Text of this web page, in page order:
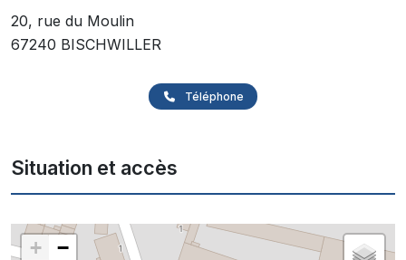
20, rue du Moulin
67240 BISCHWILLER
Téléphone
Situation et accès
+ −